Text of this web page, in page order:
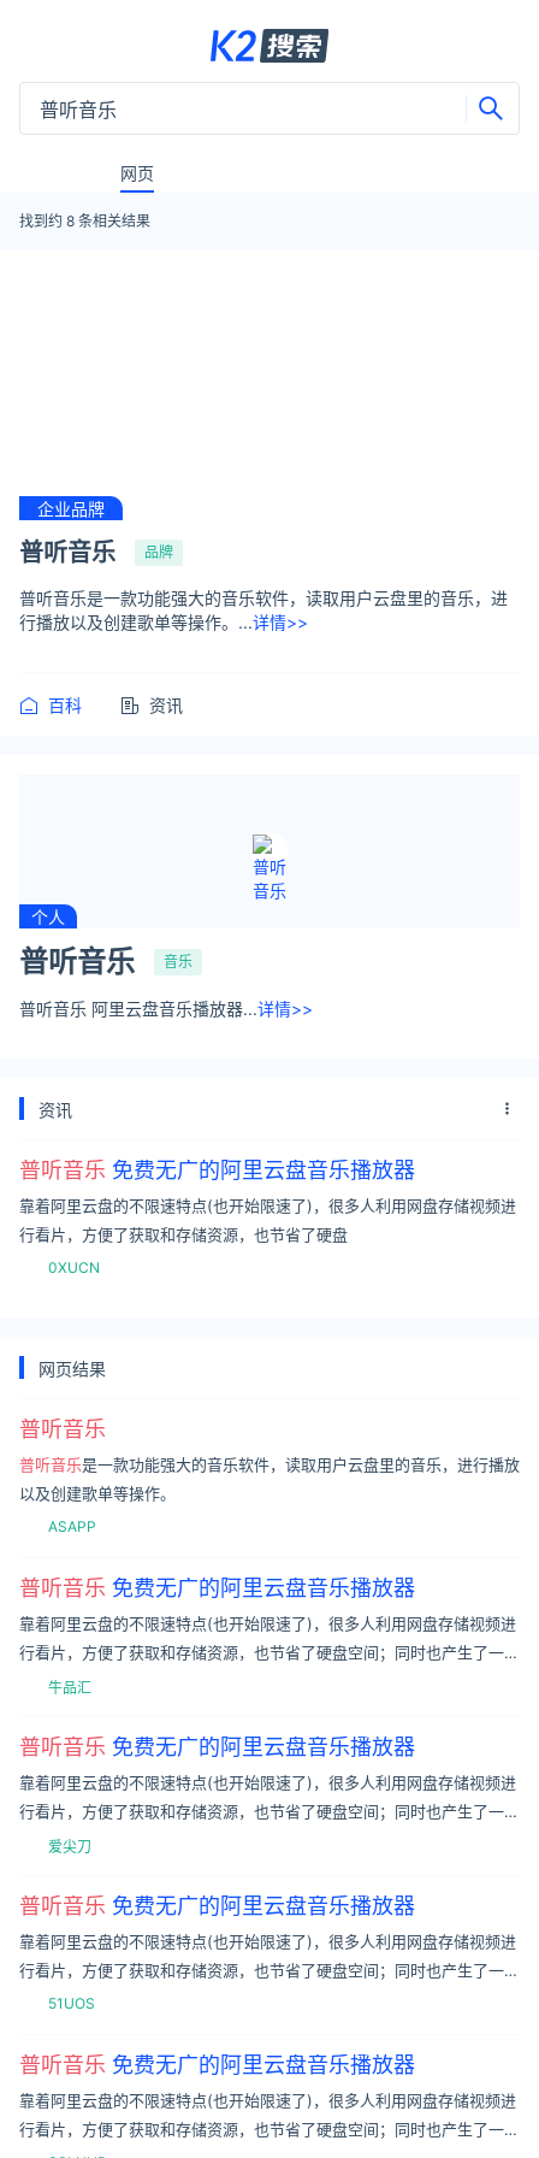
网页
找到约 8 条相关结果
企业品牌
普听音乐 品牌
普听音乐是一款功能强大的音乐软件，读取用户云盘里的音乐，进
行播放以及创建歌单等操作。...详情>>
百科 资讯
个人
普听音乐 音乐
普听音乐 阿里云盘音乐播放器...详情>>
资讯
普听音乐 免费无广的阿里云盘音乐播放器
靠着阿里云盘的不限速特点(也开始限速了)，很多人利用网盘存储视频进
行看片，方便了获取和存储资源，也节省了硬盘
0XUCN
网页结果
普听音乐
普听音乐是一款功能强大的音乐软件，读取用户云盘里的音乐，进行播放
以及创建歌单等操作。
ASAPP
普听音乐 免费无广的阿里云盘音乐播放器
靠着阿里云盘的不限速特点(也开始限速了)，很多人利用网盘存储视频进
行看片，方便了获取和存储资源，也节省了硬盘空间；同时也产生了一批
好用的基于阿里云盘的工具，如小白云盘、蜗牛、小白羊等等。以上大多
牛品汇
普听音乐 免费无广的阿里云盘音乐播放器
靠着阿里云盘的不限速特点(也开始限速了)，很多人利用网盘存储视频进
行看片，方便了获取和存储资源，也节省了硬盘空间；同时也产生了一批
好用的基于阿里云盘的工具，如小白云盘、蜗牛、小白羊等等。以上大多
爱尖刀
普听音乐 免费无广的阿里云盘音乐播放器
靠着阿里云盘的不限速特点(也开始限速了)，很多人利用网盘存储视频进
行看片，方便了获取和存储资源，也节省了硬盘空间；同时也产生了一批
好用的基于阿里云盘的工具，如小白云盘、蜗牛、小白羊等等。以上大多
51UOS
普听音乐 免费无广的阿里云盘音乐播放器
靠着阿里云盘的不限速特点(也开始限速了)，很多人利用网盘存储视频进
行看片，方便了获取和存储资源，也节省了硬盘空间；同时也产生了一批